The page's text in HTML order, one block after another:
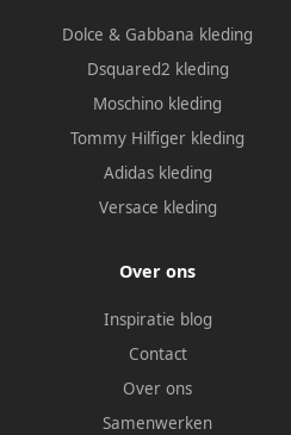
Dolce & Gabbana kleding
Dsquared2 kleding
Moschino kleding
Tommy Hilfiger kleding
Adidas kleding
Versace kleding
Over ons
Inspiratie blog
Contact
Over ons
Samenwerken